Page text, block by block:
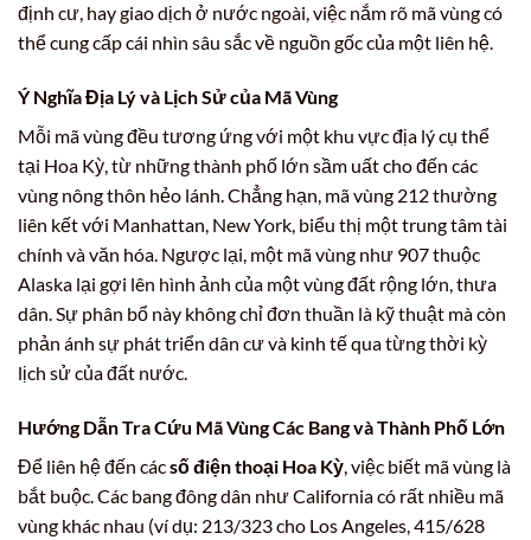
định cư, hay giao dịch ở nước ngoài, việc nắm rõ mã vùng có
thể cung cấp cái nhìn sâu sắc về nguồn gốc của một liên hệ.
Ý Nghĩa Địa Lý và Lịch Sử của Mã Vùng
Mỗi mã vùng đều tương ứng với một khu vực địa lý cụ thể
tại Hoa Kỳ, từ những thành phố lớn sầm uất cho đến các
vùng nông thôn hẻo lánh. Chẳng hạn, mã vùng 212 thường
liên kết với Manhattan, New York, biểu thị một trung tâm tài
chính và văn hóa. Ngược lại, một mã vùng như 907 thuộc
Alaska lại gợi lên hình ảnh của một vùng đất rộng lớn, thưa
dân. Sự phân bổ này không chỉ đơn thuần là kỹ thuật mà còn
phản ánh sự phát triển dân cư và kinh tế qua từng thời kỳ
lịch sử của đất nước.
Hướng Dẫn Tra Cứu Mã Vùng Các Bang và Thành Phố Lớn
Để liên hệ đến cácsố điện thoại Hoa Kỳ, việc biết mã vùng là
bắt buộc. Các bang đông dân như California có rất nhiều mã
vùng khác nhau (ví dụ: 213/323 cho Los Angeles, 415/628